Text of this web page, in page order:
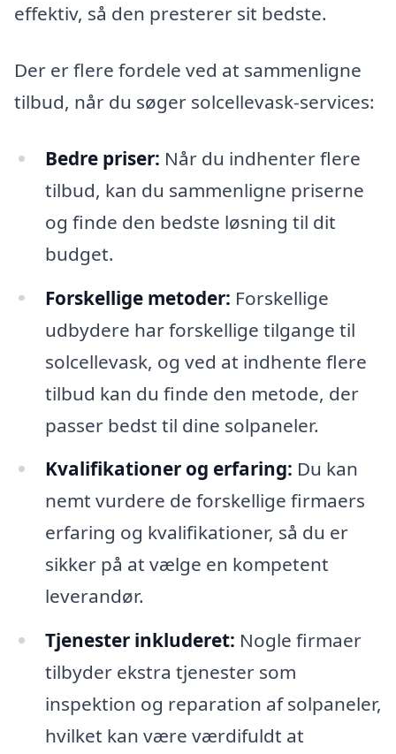
effektiv, så den presterer sit bedste.
Der er flere fordele ved at sammenligne
tilbud, når du søger solcellevask-services:
Bedre priser: Når du indhenter flere
tilbud, kan du sammenligne priserne
og finde den bedste løsning til dit
budget.
Forskellige metoder: Forskellige
udbydere har forskellige tilgange til
solcellevask, og ved at indhente flere
tilbud kan du finde den metode, der
passer bedst til dine solpaneler.
Kvalifikationer og erfaring: Du kan
nemt vurdere de forskellige firmaers
erfaring og kvalifikationer, så du er
sikker på at vælge en kompetent
leverandør.
Tjenester inkluderet: Nogle firmaer
tilbyder ekstra tjenester som
inspektion og reparation af solpaneler,
hvilket kan være værdifuldt at